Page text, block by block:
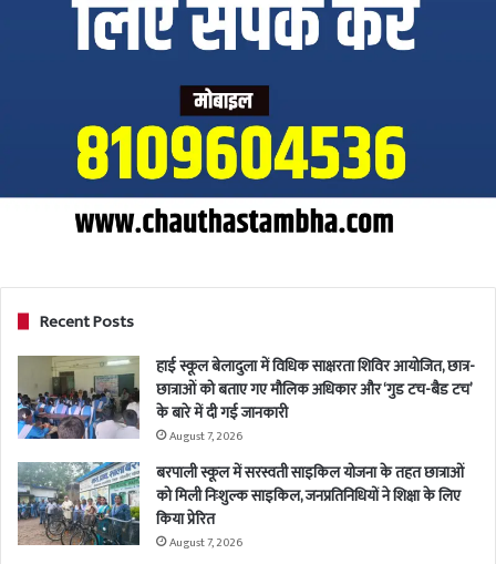
Recent Posts
हाई स्कूल बेलादुला में विधिक साक्षरता शिविर आयोजित, छात्र-
छात्राओं को बताए गए मौलिक अधिकार और ‘गुड टच-बैड टच’
के बारे में दी गई जानकारी
August 7, 2026
बरपाली स्कूल में सरस्वती साइकिल योजना के तहत छात्राओं
को मिली निःशुल्क साइकिल, जनप्रतिनिधियों ने शिक्षा के लिए
किया प्रेरित
August 7, 2026